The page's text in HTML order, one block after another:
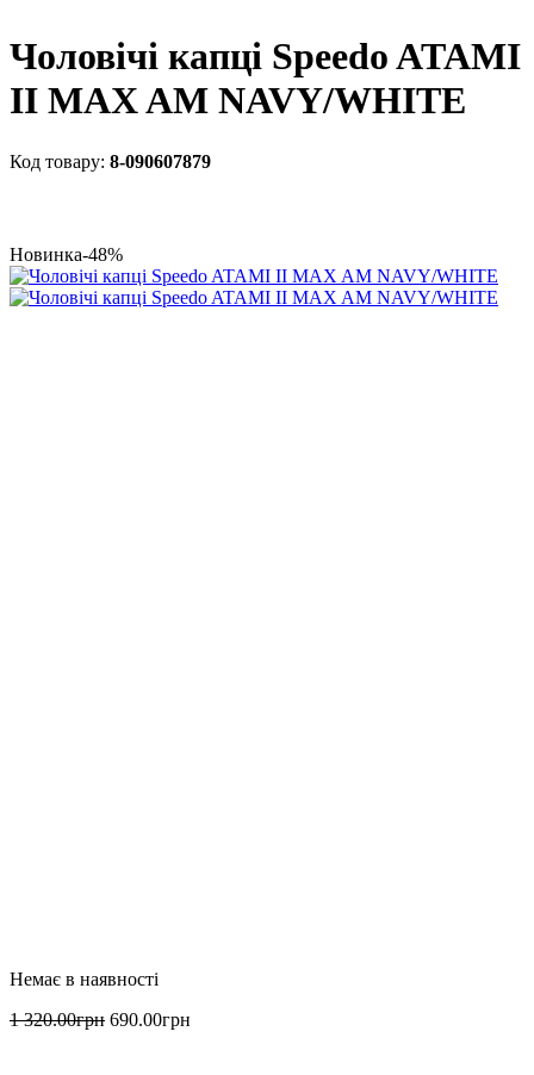
Чоловічі капці Speedo ATAMI
II MAX AM NAVY/WHITE
8-090607879
Новинка-48%
1 320.00грн 690.00грн